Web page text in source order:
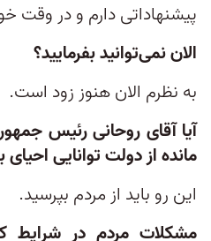
پیشنهاداتی دارم و در وقت
الان نمی‌توانید بفرمایید؟
به نظرم الان هنوز زود است.
آیا آقای روحانی رئیس
مانده از دولت توانایی
این رو باید از مردم بپرسید.
مشکلات مردم در شرایط